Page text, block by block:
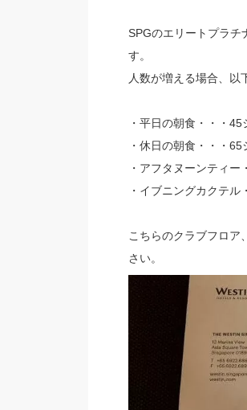
SPGのエリートプラチ
す。
人数が増える場合、以
・平日の朝食・・・
・休日の朝食・・・
・アフタヌーンティ
・イブニングカクテ
こちらのクラブフロア
さい。